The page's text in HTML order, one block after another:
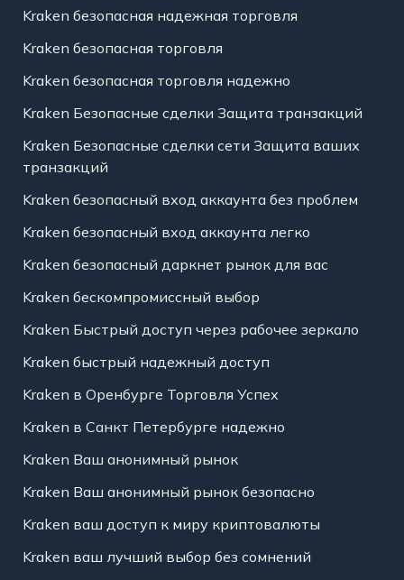
Kraken безопасная надежная торговля
Kraken безопасная торговля
Kraken безопасная торговля надежно
Kraken Безопасные сделки Защита транзакций
Kraken Безопасные сделки сети Защита ваших
транзакций
Kraken безопасный вход аккаунта без проблем
Kraken безопасный вход аккаунта легко
Kraken безопасный даркнет рынок для вас
Kraken бескомпромиссный выбор
Kraken Быстрый доступ через рабочее зеркало
Kraken быстрый надежный доступ
Kraken в Оренбурге Торговля Успех
Kraken в Санкт Петербурге надежно
Kraken Ваш анонимный рынок
Kraken Ваш анонимный рынок безопасно
Kraken ваш доступ к миру криптовалюты
Kraken ваш лучший выбор без сомнений